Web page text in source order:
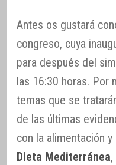
Antes os gustará
congreso, cuya
para después del
las 16:30 horas. Por
temas que se
de las últimas
con la alimentación
Dieta Mediterránea